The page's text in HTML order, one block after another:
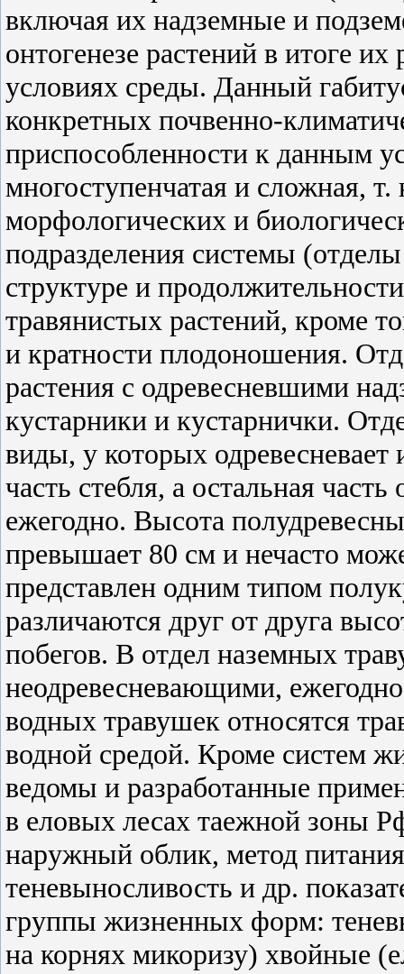
включая их надземные и
онтогенезе растений в итоге
условиях среды. Данный
конкретных почвенно-
приспособленности к данным
многоступенчатая и сложная,
морфологических и
подразделения системы
структуре и
травянистых растений, кроме
и кратности плодоношения.
растения с одревесневшими
кустарники и кустарнички.
виды, у которых одревесневает
часть стебля, а остальная
ежегодно. Высота
превышает 80 см и нечасто
представлен одним типом
различаются друг от друга
побегов. В отдел наземных
неодревесневающими,
водных травушек относятся
водной средой. Кроме систем
ведомы и разработанные
в еловых лесах таежной зоны
наружный облик, метод
теневыносливость и др.
группы жизненных форм:
на корнях микоризу) хвойные